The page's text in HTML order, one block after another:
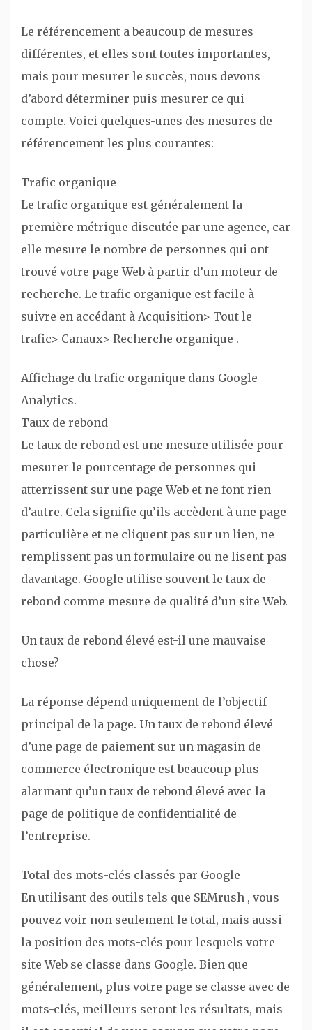
Le référencement a beaucoup de mesures
différentes, et elles sont toutes importantes,
mais pour mesurer le succès, nous devons
d’abord déterminer puis mesurer ce qui
compte. Voici quelques-unes des mesures de
référencement les plus courantes:
Trafic organique
Le trafic organique est généralement la
première métrique discutée par une agence, car
elle mesure le nombre de personnes qui ont
trouvé votre page Web à partir d’un moteur de
recherche. Le trafic organique est facile à
suivre en accédant à Acquisition> Tout le
trafic> Canaux> Recherche organique .
Affichage du trafic organique dans Google
Analytics.
Taux de rebond
Le taux de rebond est une mesure utilisée pour
mesurer le pourcentage de personnes qui
atterrissent sur une page Web et ne font rien
d’autre. Cela signifie qu’ils accèdent à une page
particulière et ne cliquent pas sur un lien, ne
remplissent pas un formulaire ou ne lisent pas
davantage. Google utilise souvent le taux de
rebond comme mesure de qualité d’un site Web.
Un taux de rebond élevé est-il une mauvaise
chose?
La réponse dépend uniquement de l’objectif
principal de la page. Un taux de rebond élevé
d’une page de paiement sur un magasin de
commerce électronique est beaucoup plus
alarmant qu’un taux de rebond élevé avec la
page de politique de confidentialité de
l’entreprise.
Total des mots-clés classés par Google
En utilisant des outils tels que SEMrush , vous
pouvez voir non seulement le total, mais aussi
la position des mots-clés pour lesquels votre
site Web se classe dans Google. Bien que
généralement, plus votre page se classe avec de
mots-clés, meilleurs seront les résultats, mais